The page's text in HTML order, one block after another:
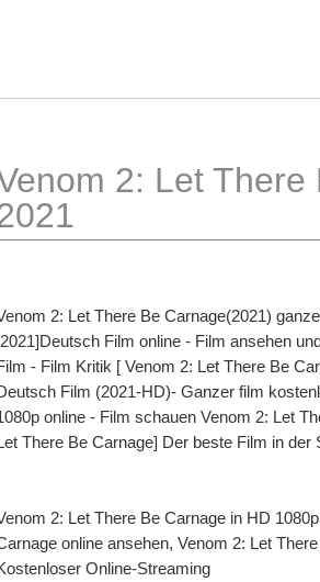
2: Let
2: Let There Be Carnage(2021)
Film online - Film ansehen
- Film Kritik [ Venom 2: Let There Be
Film (2021-HD)- Ganzer film
online - Film schauen Venom 2: Let
There Be Carnage] Der beste Film in der
2: Let There Be Carnage in HD
online ansehen, Venom 2: Let
Online-Streaming